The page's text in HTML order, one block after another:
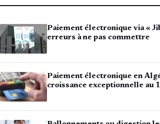
Paiement électronique via «
erreurs à ne pas commettre
Paiement électronique en
croissance exceptionnelle au